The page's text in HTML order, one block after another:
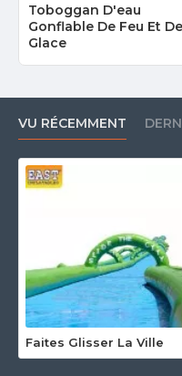
Toboggan D'eau
Gonflable De Feu Et De
Glace
VU RÉCEMMENT
Faites Glisser La Ville